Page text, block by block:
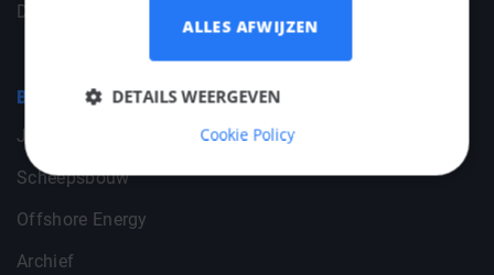
Documenten
Branches
Jachtbouw
Scheepsbouw
Offshore Energy
Archief
ALLES AFWIJZEN
DETAILS WEERGEVEN
Cookie Policy